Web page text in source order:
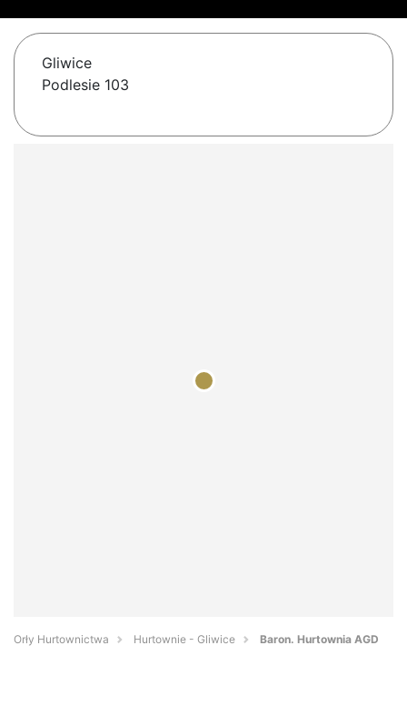
Gliwice
Podlesie 103
Orły Hurtownictwa Hurtownie - Gliwice Baron. Hurtownia AGD